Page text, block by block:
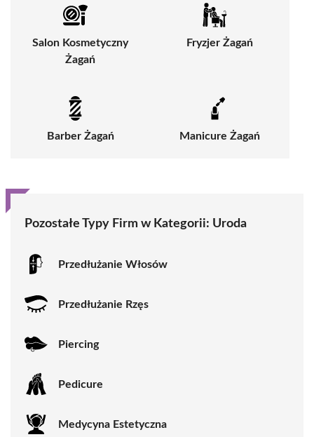
Salon Kosmetyczny
Żagań
Fryzjer Żagań
Barber Żagań Manicure Żagań
Pozostałe Typy Firm w Kategorii: Uroda
Przedłużanie Włosów
Przedłużanie Rzęs
Piercing
Pedicure
Medycyna Estetyczna